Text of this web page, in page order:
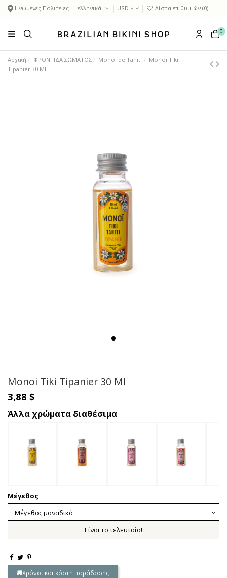
Ηνωμένες Πολιτείες ελληνικά USD $ Λίστα επιθυμιών (0)
0
Αρχική ΦΡΟΝΤΙΔΑ ΣΩΜΑΤΟΣ Monoi de Tahiti
Monoi Tiki
Tipanier 30 Ml
Monoi Tiki Tipanier 30 Ml
3,88 $
Άλλα χρώματα διαθέσιμα
Μέγεθος
Είναι το τελευταίο!
Χρόνοι και κόστη παράδοσης